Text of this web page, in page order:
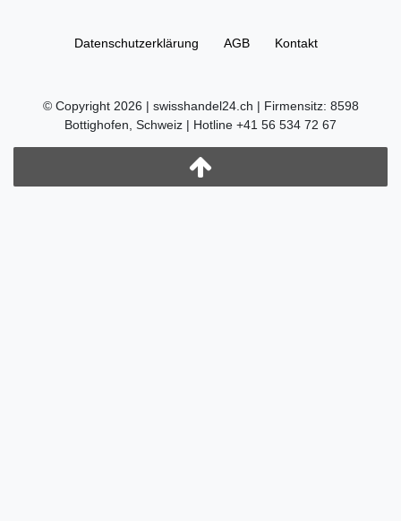
Daten­schutz­erklärung AGB Kontakt
© Copyright 2026 | swisshandel24.ch | Firmensitz: 8598
Bottighofen, Schweiz | Hotline +41 56 534 72 67